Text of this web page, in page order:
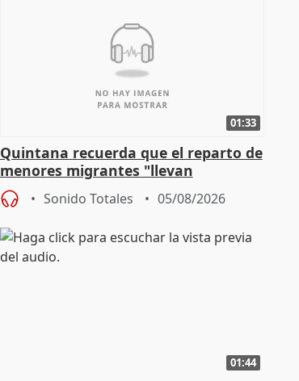
01:33
Quintana recuerda que el reparto de
menores migrantes "llevan
aportación del Gobierno" central
Sonido Totales 05/08/2026
01:44